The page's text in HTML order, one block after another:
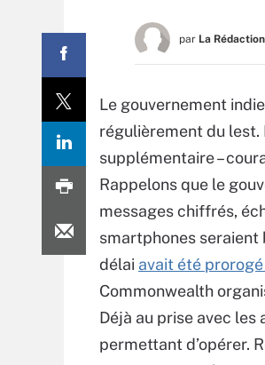
par La Rédaction
Le gouvernement
régulièrement du lest.
supplémentaire –
Rappelons que le
messages chiffrés,
smartphones seraient
délai avait été
Commonwealth
Déjà au prise avec
permettant d’opérer.